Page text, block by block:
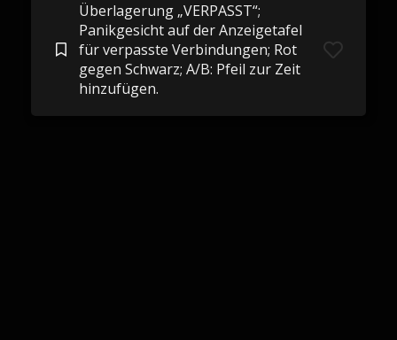
Überlagerung „VERPASST“;
Panikgesicht auf der Anzeigetafel
für verpasste Verbindungen; Rot
gegen Schwarz; A/B: Pfeil zur Zeit
hinzufügen.